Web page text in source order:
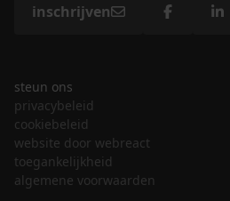
inschrijven
steun ons
privacybeleid
cookiebeleid
website door webreact
toegankelijkheid
algemene voorwaarden